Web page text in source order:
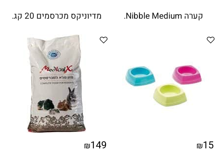
קערה Nibble Medium.
₪15
מדיוניקס מכרסמים 20 קג.
₪149